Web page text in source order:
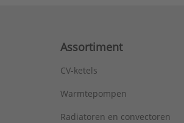
Assortiment
CV-ketels
Warmtepompen
Radiatoren en convectoren